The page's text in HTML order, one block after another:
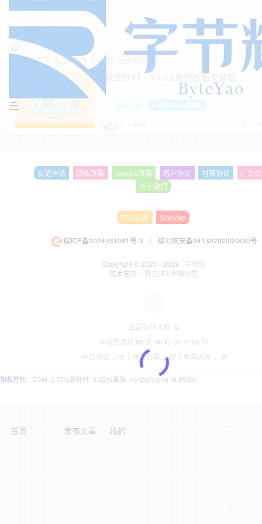
找到 1 篇与 源支付V7 免授权
源支付V7 – V1.9.8免授权版安装包
1年前 0
友链申请 隐私政策 Cookie政策 用户协议 付费协议
广告
关于我们
RSS订阅 SiteMap
皖ICP备2024031061号-3 | 皖公网安备34130202000830号
Copyright © 2024 - 2026 · 字节曜
技术支持： 颤立诚&寒烟似雪
当前在线人数 位
本站已运行 00 天 00 时 00 分 00 秒
今日浏览
次丨 昨日访客 ...位丨 本月访问 次
加载性能： DOM: 3.101s总耗时: 3.321s最慢: mjr2jgry.png (6.853s)
首页 发布文章 我的